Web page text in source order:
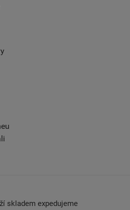
skladem expedujeme